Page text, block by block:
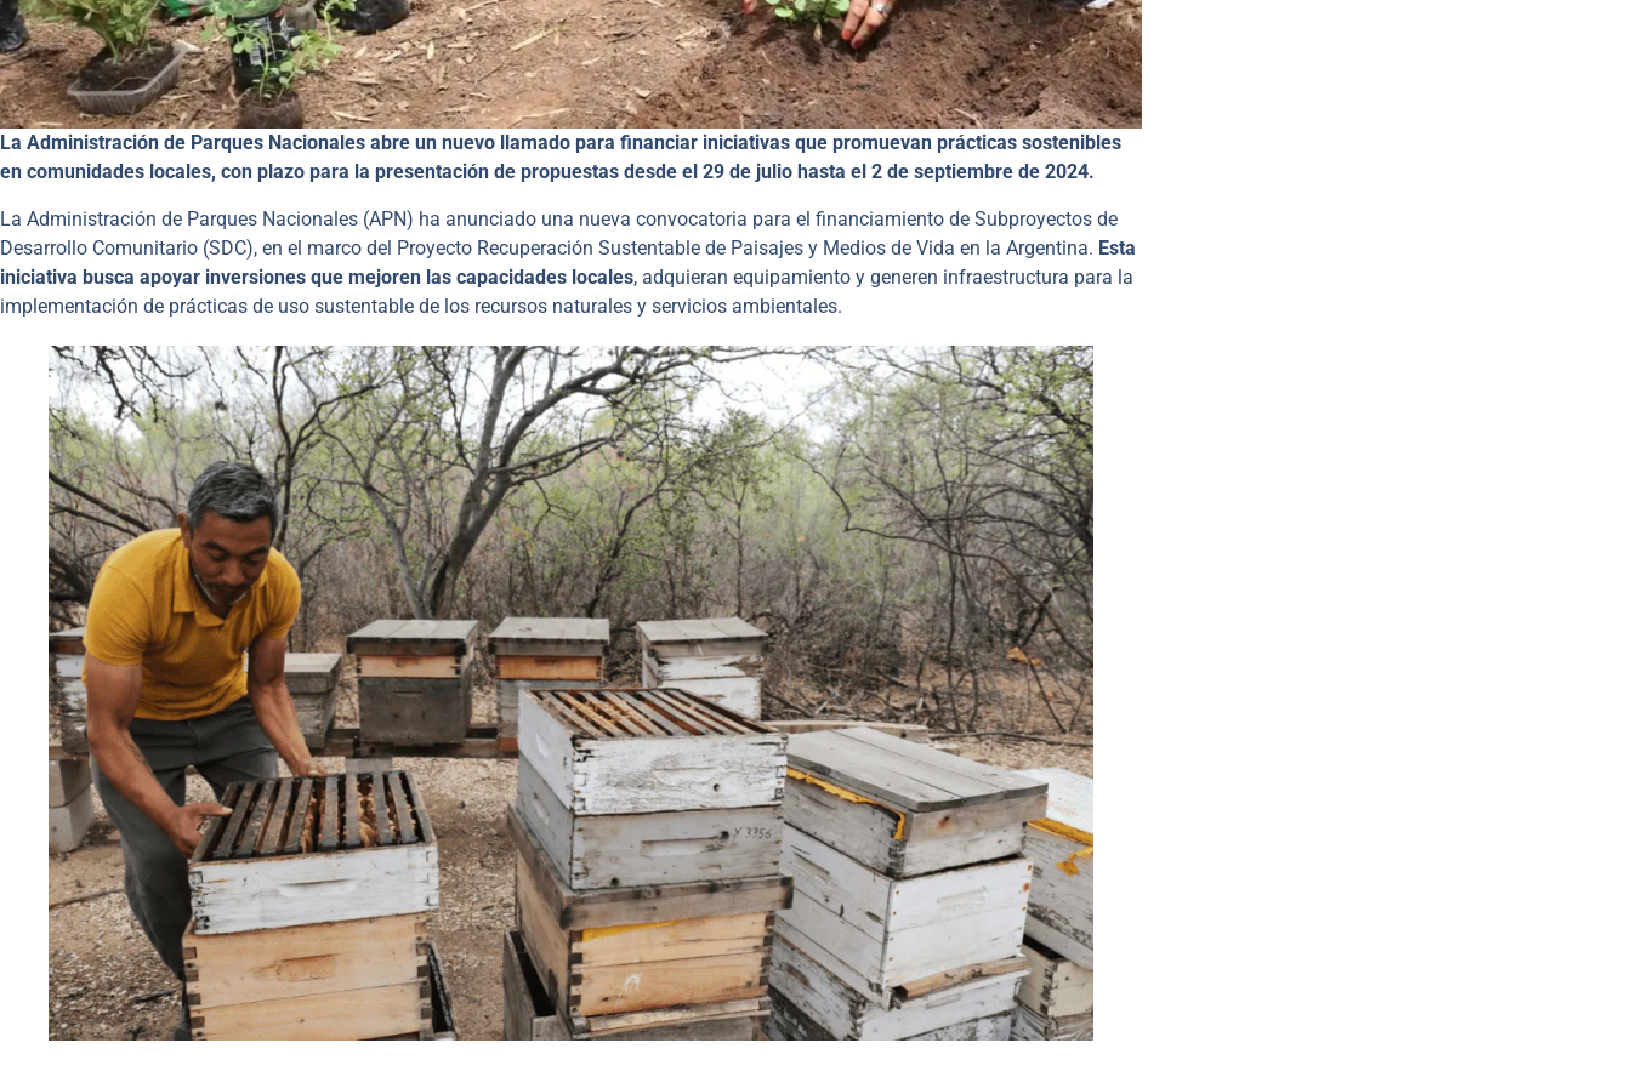
La Administración de Parques Nacionales abre un nuevo llamado para financiar iniciativas que promuevan prácticas sostenibles
en comunidades locales, con plazo para la presentación de propuestas desde el 29 de julio hasta el 2 de septiembre de 2024.
La Administración de Parques Nacionales (APN) ha anunciado una nueva convocatoria para el financiamiento de Subproyectos de
Desarrollo Comunitario (SDC), en el marco del Proyecto Recuperación Sustentable de Paisajes y Medios de Vida en la Argentina. Esta
iniciativa busca apoyar inversiones que mejoren las capacidades locales, adquieran equipamiento y generen infraestructura para la
implementación de prácticas de uso sustentable de los recursos naturales y servicios ambientales.